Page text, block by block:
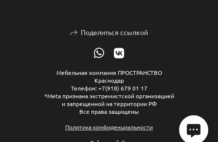
Поделиться ссылкой
Мебельная компания ПРОСТРАНСТВО
Краснодар
Телефон: +7(918) 679 01 17
*Meta признана экстремистской организацией
и запрещенной на территории РФ
Все права защищены
Политика конфиденциальности